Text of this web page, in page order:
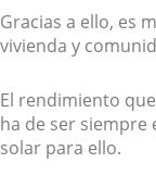
Gracias a ello, es
vivienda y
El rendimiento
ha de ser siempre
solar para ello.